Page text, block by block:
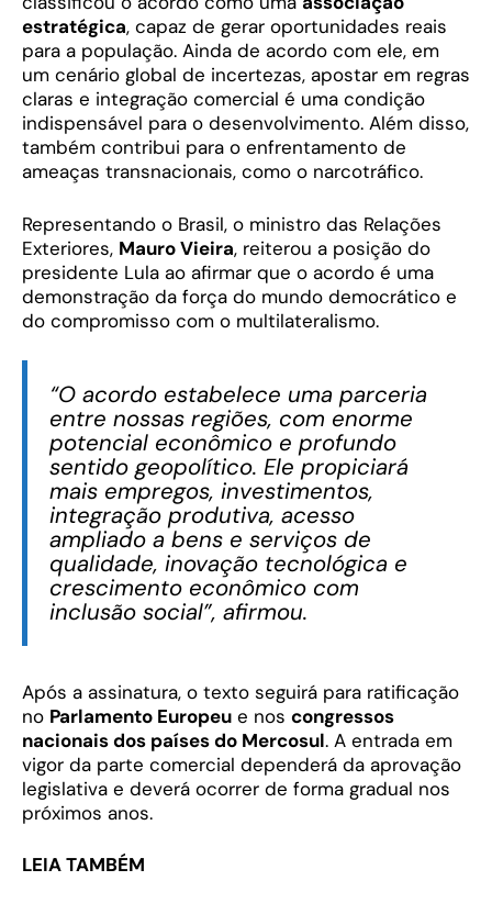
estratégica, capaz de gerar oportunidades reais
para a população. Ainda de acordo com ele, em
um cenário global de incertezas, apostar em regras
claras e integração comercial é uma condição
indispensável para o desenvolvimento. Além disso,
também contribui para o enfrentamento de
ameaças transnacionais, como o narcotráfico.
Representando o Brasil, o ministro das Relações
Exteriores, Mauro Vieira, reiterou a posição do
presidente Lula ao afirmar que o acordo é uma
demonstração da força do mundo democrático e
do compromisso com o multilateralismo.
“O acordo estabelece uma parceria
entre nossas regiões, com enorme
potencial econômico e profundo
sentido geopolítico. Ele propiciará
mais empregos, investimentos,
integração produtiva, acesso
ampliado a bens e serviços de
qualidade, inovação tecnológica e
crescimento econômico com
inclusão social”, afirmou.
Após a assinatura, o texto seguirá para ratificação
no Parlamento Europeu e nos congressos
nacionais dos países do Mercosul. A entrada em
vigor da parte comercial dependerá da aprovação
legislativa e deverá ocorrer de forma gradual nos
próximos anos.
LEIA TAMBÉM